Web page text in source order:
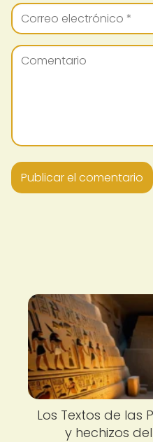
Los Textos de las
y hechizos